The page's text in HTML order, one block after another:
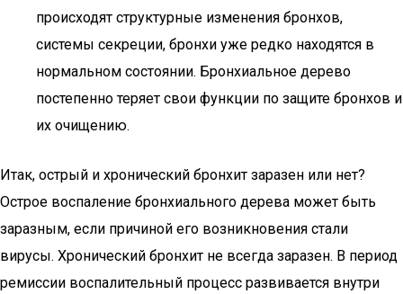
происходят структурные изменения бронхов,
системы секреции, бронхи уже редко находятся в
нормальном состоянии. Бронхиальное дерево
постепенно теряет свои функции по защите бронхов и
их очищению.
Итак, острый и хронический бронхит заразен или нет?
Острое воспаление бронхиального дерева может быть
заразным, если причиной его возникновения стали
вирусы. Хронический бронхит не всегда заразен. В период
ремиссии воспалительный процесс развивается внутри